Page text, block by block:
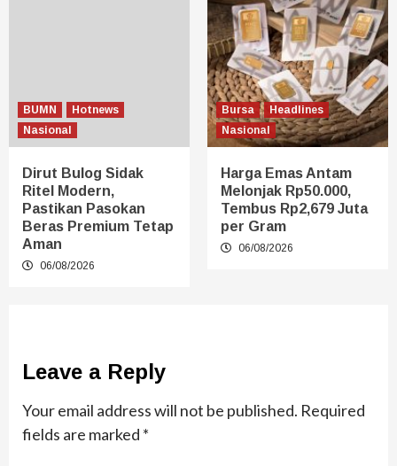
BUMN
Hotnews
Nasional
Dirut Bulog Sidak
Ritel Modern,
Pastikan Pasokan
Beras Premium Tetap
Aman
06/08/2026
Bursa
Headlines
Nasional
Harga Emas Antam
Melonjak Rp50.000,
Tembus Rp2,679 Juta
per Gram
06/08/2026
Leave a Reply
Your email address will not be published. Required
fields are marked *